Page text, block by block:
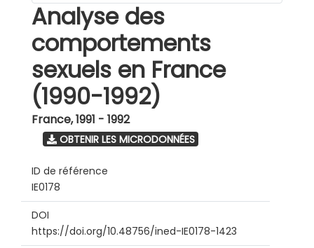
Analyse des
comportements
sexuels en France
(1990-1992)
France,1991 - 1992
OBTENIR LES MICRODONNÉES
ID de référence
IE0178
DOI
https://doi.org/10.48756/ined-IE0178-1423